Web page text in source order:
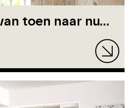
toen naar nu...